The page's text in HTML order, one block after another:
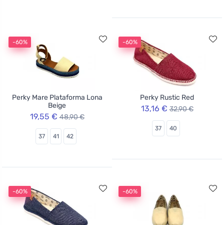
-60%
Perky Mare Plataforma Lona
Beige
19,55 € 48,90 €
37 41 42
-60%
Perky Rustic Red
13,16 € 32,90 €
37 40
-60% -60%